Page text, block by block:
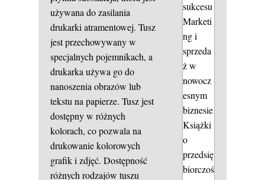
używana do zasilania
drukarki atramentowej. Tusz
jest przechowywany w
specjalnych pojemnikach, a
drukarka używa go do
nanoszenia obrazów lub
tekstu na papierze. Tusz jest
dostępny w różnych
kolorach, co pozwala na
drukowanie kolorowych
grafik i zdjęć. Dostępność
różnych rodzajów tuszu
sukcesu
Marketi
ng i
sprzeda
ż w
nowocz
esnym
biznesie
Książki
o
przedsię
biorczoś